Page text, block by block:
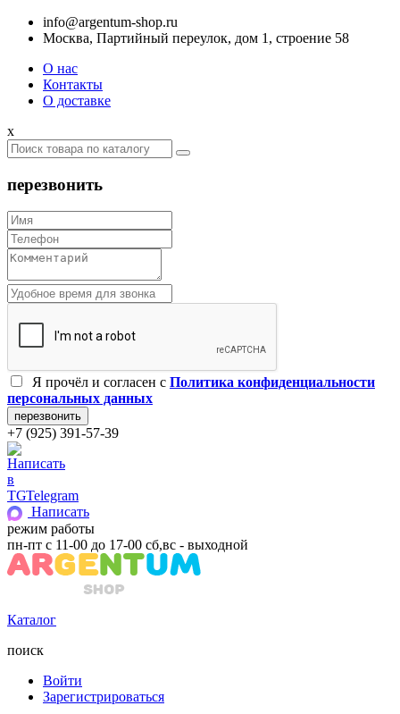
info@argentum-shop.ru
Москва, Партийный переулок, дом 1, строение 58
О нас
Контакты
О доставке
x
перезвонить
Я прочёл и согласен c Политика конфиденциальности
персональных данных
+7 (925) 391-57-39
Telegram
Написать
режим работы
пн-пт с 11-00 до 17-00 сб,вс - выходной
Каталог
поиск
Войти
Зарегистрироваться